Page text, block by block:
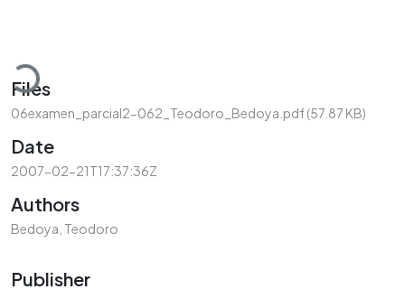
Files
06examen_parcial2-062_Teodoro_Bedoya.pdf(57.87 KB)
Date
2007-02-21T17:37:36Z
Authors
Bedoya, Teodoro
Publisher